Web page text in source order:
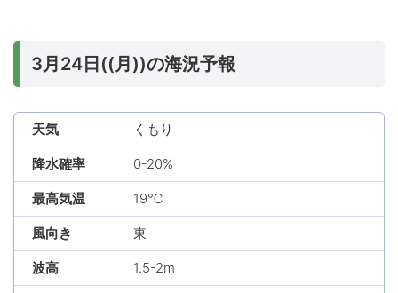
3月24日((月))の海況予報
天気 くもり
降水確率 0-20%
最高気温 19℃
風向き 東
波高 1.5-2m